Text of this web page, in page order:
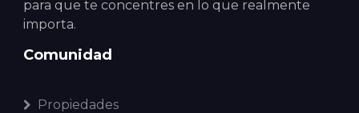
para que te concentres en lo que realmente
importa.
Comunidad
Propiedades